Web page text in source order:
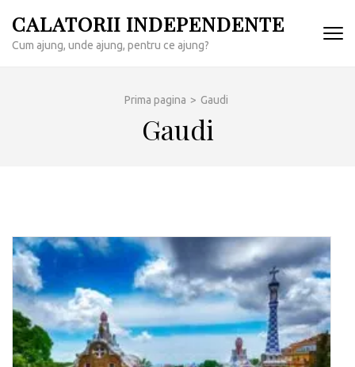
conținut
CALATORII INDEPENDENTE
Cum ajung, unde ajung, pentru ce ajung?
Prima pagina > Gaudi
Gaudi